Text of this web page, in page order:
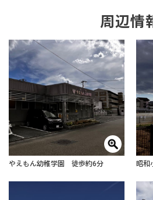
周辺情
やえもん幼稚学園 徒歩約6分 昭